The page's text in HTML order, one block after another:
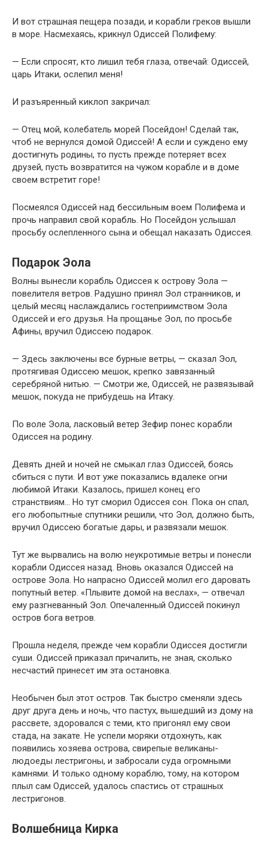
И вот страшная пещера позади, и корабли греков вышли
в море. Насмехаясь, крикнул Одиссей Полифему:
— Если спросят, кто лишил тебя глаза, отвечай: Одиссей,
царь Итаки, ослепил меня!
И разъяренный киклоп закричал:
— Отец мой, колебатель морей Посейдон! Сделай так,
чтоб не вернулся домой Одиссей! А если и суждено ему
достигнуть родины, то пусть прежде потеряет всех
друзей, пусть возвратится на чужом корабле и в доме
своем встретит горе!
Посмеялся Одиссей над бессильным воем Полифема и
прочь направил свой корабль. Но Посейдон услышал
просьбу ослепленного сына и обещал наказать Одиссея.
Подарок Эола
Волны вынесли корабль Одиссея к острову Эола —
повелителя ветров. Радушно принял Эол странников, и
целый месяц наслаждались гостеприимством Эола
Одиссей и его друзья. На прощанье Эол, по просьбе
Афины, вручил Одиссею подарок.
— Здесь заключены все бурные ветры, — сказал Эол,
протягивая Одиссею мешок, крепко завязанный
серебряной нитью. — Смотри же, Одиссей, не развязывай
мешок, покуда не прибудешь на Итаку.
По воле Эола, ласковый ветер Зефир понес корабли
Одиссея на родину.
Девять дней и ночей не смыкал глаз Одиссей, боясь
сбиться с пути. И вот уже показались вдалеке огни
любимой Итаки. Казалось, пришел конец его
странствиям… Но тут сморил Одиссея сон. Пока он спал,
его любопытные спутники решили, что Эол, должно быть,
вручил Одиссею богатые дары, и развязали мешок.
Тут же вырвались на волю неукротимые ветры и понесли
корабли Одиссея назад. Вновь оказался Одиссей на
острове Эола. Но напрасно Одиссей молил его даровать
попутный ветер. «Плывите домой на веслах», — отвечал
ему разгневанный Эол. Опечаленный Одиссей покинул
остров бога ветров.
Прошла неделя, прежде чем корабли Одиссея достигли
суши. Одиссей приказал причалить, не зная, сколько
несчастий принесет им эта остановка.
Необычен был этот остров. Так быстро сменяли здесь
друг друга день и ночь, что пастух, вышедший из дому на
рассвете, здоровался с теми, кто пригонял ему свои
стада, на закате. Не успели моряки отдохнуть, как
появились хозяева острова, свирепые великаны-
людоеды лестригоны, и забросали суда огромными
камнями. И только одному кораблю, тому, на котором
плыл сам Одиссей, удалось спастись от страшных
лестригонов.
Волшебница Кирка